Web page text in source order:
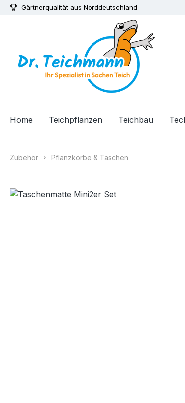
Hauptinhalt springen
Zur Suche springen
Zur Hauptnavigation springen
Gärtnerqualität aus Norddeutschland
Home Teichpflanzen Teichbau
Zubehör Pflanzkörbe & Taschen
Bildergalerie überspringen